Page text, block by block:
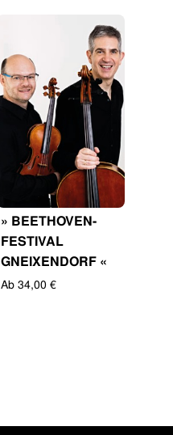
» BEETHOVEN-
FESTIVAL
GNEIXENDORF «
Ab 34,00 €